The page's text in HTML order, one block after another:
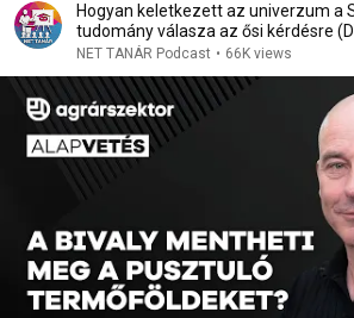
Hogyan keletkezett az univerzum a
tudomány válasza az ősi kérdésre
NET TANÁR Podcast • 66K views